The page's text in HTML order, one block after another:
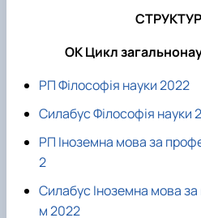
ОК Цикл
РП Філософія науки 2022
Силабус Філософія науки
РП Іноземна мова за
2
Силабус Іноземна мова
м 2022